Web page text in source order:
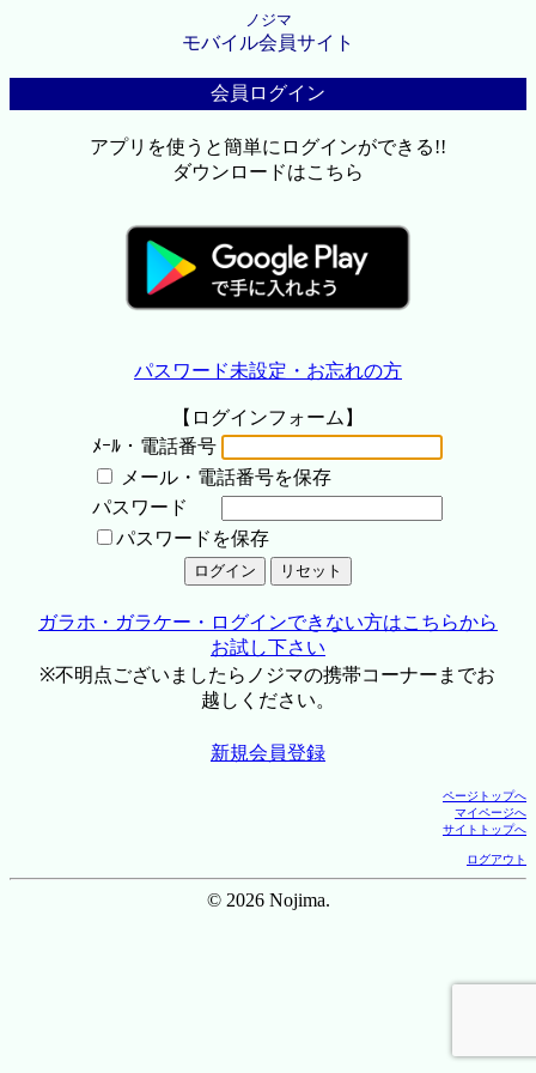
ノジマ
モバイル会員サイト
会員ログイン
アプリを使うと簡単にログインができる!!
ダウンロードはこちら
パスワード未設定・お忘れの方
【ログインフォーム】
ﾒｰﾙ・電話番号
メール・電話番号を保存
パスワード
パスワードを保存
ガラホ・ガラケー・ログインできない方はこちらから
お試し下さい
※不明点ございましたらノジマの携帯コーナーまでお
越しください。
新規会員登録
ページトップへ
マイページへ
サイトトップへ
ログアウト
© 2026 Nojima.